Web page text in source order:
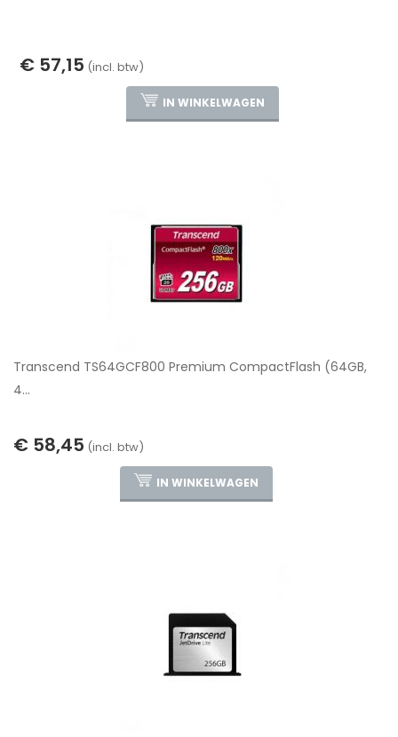
€ 57,15 (incl. btw)
IN WINKELWAGEN
Transcend TS64GCF800 Premium CompactFlash (64GB,
4...
€ 58,45 (incl. btw)
IN WINKELWAGEN